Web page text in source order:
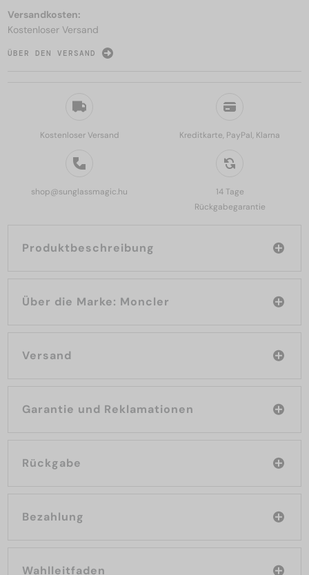
Kostenloser Versand Kreditkarte, PayPal, Klarna
shop@sunglassmagic.hu
14 Tage
Rückgabegarantie
Produktbeschreibung
Über die Marke: Moncler
Versand
Garantie und Reklamationen
Rückgabe
Bezahlung
Wahlleitfaden
Versandkosten:
Kostenloser Versand
ÜBER DEN VERSAND